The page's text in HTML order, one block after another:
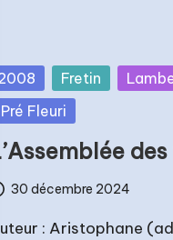
Fretin
Pré Fleuri
30 décembre 2024
: Aristophane